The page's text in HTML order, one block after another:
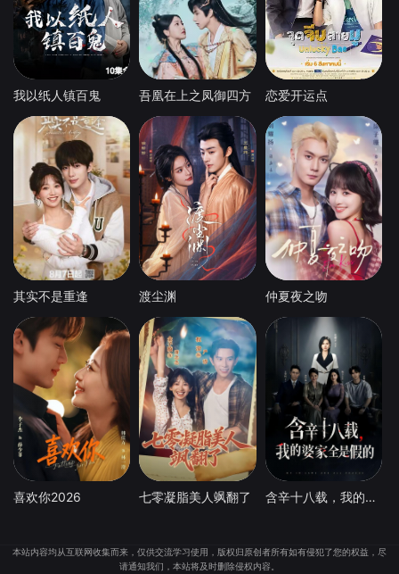
我以纸人镇百鬼 吾凰在上之凤御四方 恋爱开运点
其实不是重逢 渡尘渊 仲夏夜之吻
喜欢你2026 七零凝脂美人飒翻了 含辛十八载，我的婆家全是假的
本站内容均从互联网收集而来，仅供交流学习使用，版权归原创者所有如有侵犯了您的权益，尽
请通知我们，本站将及时删除侵权内容。